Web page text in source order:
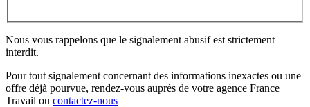
Nous vous rappelons que le signalement abusif est strictement
interdit.
Pour tout signalement concernant des informations inexactes ou une
offre déjà pourvue, rendez-vous auprès de votre agence France
Travail ou contactez-nous